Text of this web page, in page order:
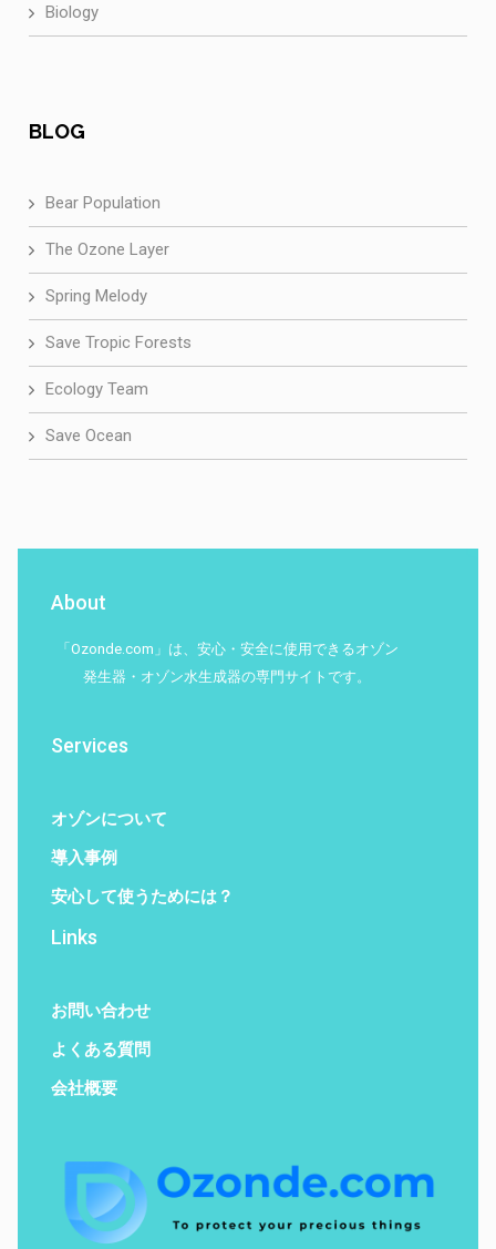
Biology
BLOG
Bear Population
The Ozone Layer
Spring Melody
Save Tropic Forests
Ecology Team
Save Ocean
About
「Ozonde.com」は、安心・安全に使用できるオゾン
発生器・オゾン水生成器の専門サイトです。
Services
オゾンについて
導入事例
安心して使うためには？
Links
お問い合わせ
よくある質問
会社概要